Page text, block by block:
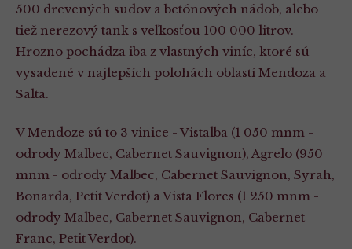
500 drevených sudov a betónových nádob, alebo
tiež nerezový tank s veľkosťou 100 000 litrov.
Hrozno pochádza iba z vlastných viníc, ktoré sú
vysadené v najlepších polohách oblastí Mendoza a
Salta.
V Mendoze sú to 3 vinice - Vistalba (1 050 mnm -
odrody Malbec, Cabernet Sauvignon), Agrelo (950
mnm - odrody Malbec, Cabernet Sauvignon, Syrah,
Bonarda, Petit Verdot) a Vista Flores (1 250 mnm -
odrody Malbec, Cabernet Sauvignon, Cabernet
Franc, Petit Verdot).